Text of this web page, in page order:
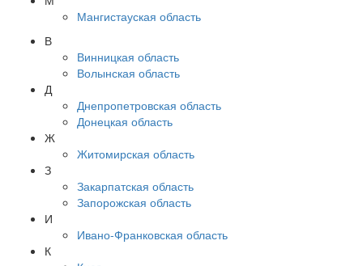
Мангистауская область
В
Винницкая область
Волынская область
Д
Днепропетровская область
Донецкая область
Ж
Житомирская область
З
Закарпатская область
Запорожская область
И
Ивано-Франковская область
К